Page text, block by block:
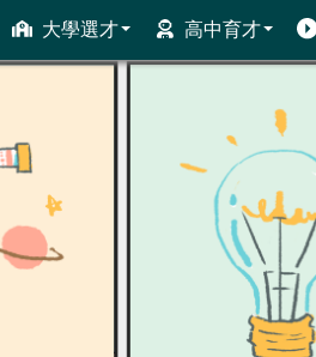
大學選才 高中育才